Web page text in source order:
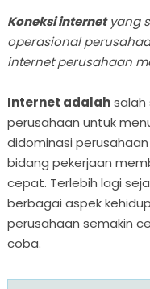
Koneksi internetyang
operasional
internet perusahaan
Internet adalahsalah
perusahaan untuk
didominasi
bidang pekerjaan
cepat. Terlebih lagi
berbagai aspek
perusahaan semakin
coba.